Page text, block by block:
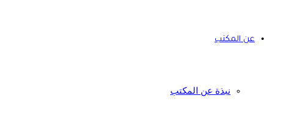
عن المكتب
نبذة عن المكتب